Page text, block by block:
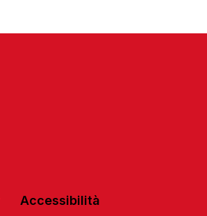
Accessibilità